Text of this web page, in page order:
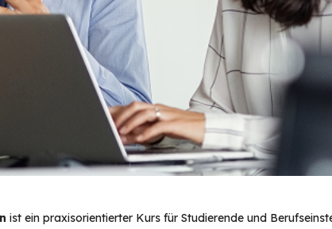
ist ein praxisorientierter Kurs für Studierende und